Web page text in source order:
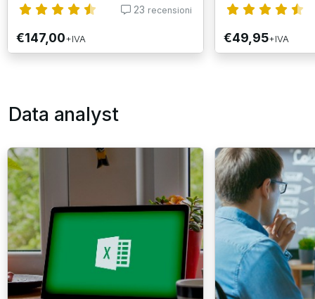
23 recensioni
€147,00+IVA €49,95+IVA
Data analyst